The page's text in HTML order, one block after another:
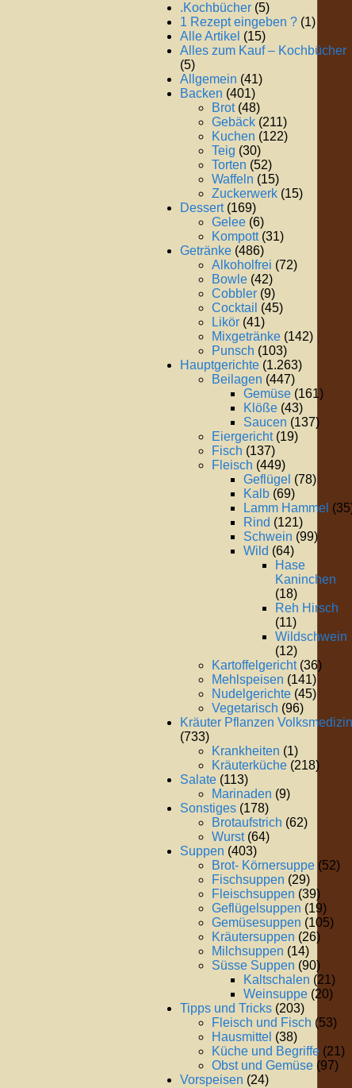
.Kochbücher (5)
1 Rezept eingeben ? (1)
Alle Artikel (15)
Alles zum Kauf – Kochbücher
(5)
Allgemein (41)
Backen (401)
Brot(48)
Gebäck (211)
Kuchen (122)
Teig (30)
Torten (52)
Waffeln (15)
Zuckerwerk (15)
Dessert(169)
Gelee (6)
Kompott(31)
Getränke (486)
Alkoholfrei (72)
Bowle (42)
Cobbler (9)
Cocktail (45)
Likör (41)
Mixgetränke (142)
Punsch (103)
Hauptgerichte (1.263)
Beilagen (447)
Gemüse (161)
Klöße (43)
Saucen (137)
Eiergericht(19)
Fisch (137)
Fleisch (449)
Geflügel (78)
Kalb (69)
Lamm Hammel
Rind (121)
Schwein (99)
Wild (64)
Hase
Kaninchen
(18)
Reh Hirsch
(11)
Wildschwein
(12)
Kartoffelgericht(36)
Mehlspeisen (141)
Nudelgerichte (45)
Vegetarisch (96)
Kräuter Pflanzen Volksmedizin
(733)
Krankheiten (1)
Kräuterküche (218)
Salate (113)
Marinaden (9)
Sonstiges (178)
Brotaufstrich (62)
Wurst(64)
Suppen (403)
Brot- Körnersuppe (52)
Fischsuppen (29)
Fleischsuppen (39)
Geflügelsuppen (19)
Gemüsesuppen (105)
Kräutersuppen (26)
Milchsuppen (14)
Süsse Suppen (90)
Kaltschalen (21)
Weinsuppe (20)
Tipps und Tricks (203)
Fleisch und Fisch (53)
Hausmittel (38)
Küche und Begriffe (21)
Obst und Gemüse (97)
Vorspeisen (24)